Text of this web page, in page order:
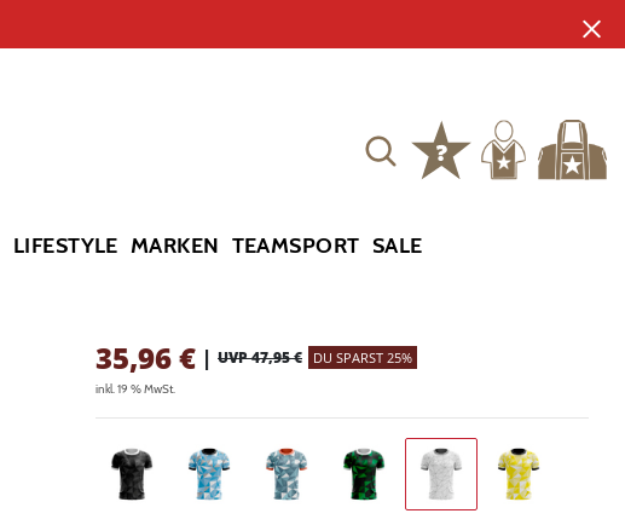
LIFESTYLE MARKEN TEAMSPORT SALE
35,96€ | UVP 47,95 € DU SPARST 25%
inkl. 19 % MwSt.